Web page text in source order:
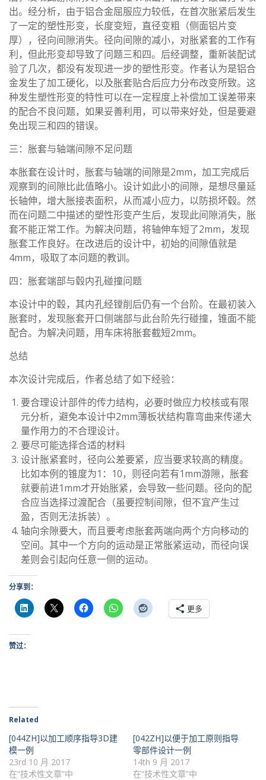
出。经分析，由于铝合金屈服应力较低，在首次胀紧后发生
了一定的塑性形变，长度变短，直径变粗（侧面铝片变
厚），径向间隙消失。径向间隙的减小，对胀紧套的工作有
利，但此形变却导致了问题三和四。后经调整，重新装配试
验了几次，都没有发现进一步的塑性形变。作者认为是铝合
金发生了加工硬化，以及胀套贴合后应力分布改变所致。这
种发生塑性形变的特性可以在一定程度上补偿加工误差带来
的配合不良问题，如果妥善利用，可以带来好处，但是要避
免出现三和四的错误。
三：胀套与轴端间隙不足问题
本胀套在设计时，胀套与轴端的间隙是2mm，加工完成后
观察到的间隙比此值略小。设计如此小的间隙，是想尽量延
长轴伸，增大胀接表面积，从而减小应力，以防损坏毂。然
而在问题二中描述的塑性形变产生后，发现此间隙消失，胀
套不能正常工作。为解决问题，将轴伸车短了2mm，发现
胀套工作良好。在改进后的设计中，初始的间隙值就是
4mm，吸取了本问题的教训。
四：胀套端部与毂内孔碰撞问题
本设计中的毂，其内孔经镗削后仍有一个台阶。在最初装入
胀套时，发现胀套开口侧端部与此台阶先行碰撞，锥面不能
配合。为解决问题，用车床将胀套截短2mm。
总结
本次设计完成后，作者总结了如下经验：
要合理设计部件的传力结构，必要时做应力校核或有限
元分析，避免本设计中2mm薄板状结构靠弯曲来传递大
量作用力的不合理设计。
要尽可能选择合适的材料
设计胀紧套时，径向公差要紧，应当要求较高的精度。
比如本例的锥度为1：10，则径向若有1mm游隙，胀套
就要前进1mm才开始胀紧，会导致一些问题。径向的配
合应当选择过渡配合（虽要控制间隙，但不宜产生过
盈，否则无法拆装）。
轴向余隙要大，而且要考虑胀套两端向两个方向移动的
空间。其中一个方向的运动是正常胀紧运动，而径向误
差则会引起向任意一侧的运动。
分享到：
更多
赞过：
Related
[044ZH]以加工顺序指导3D建
模一例
23rd 10 月 2017
在“技术性文章”中
[042ZH]以便于加工原则指导
零部件设计一例
14th 9 月 2017
在“技术性文章”中